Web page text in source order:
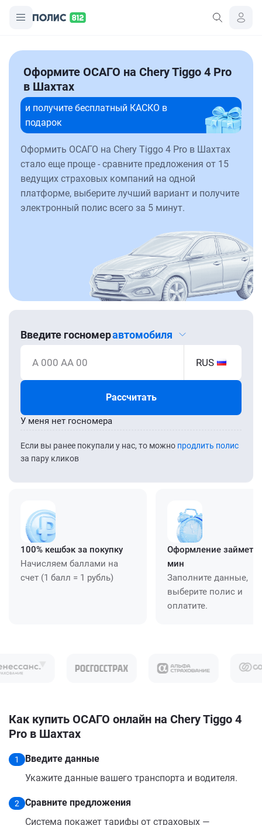
Оформите ОСАГО на Chery Tiggo 4 Pro
в Шахтах
и получите бесплатный КАСКО в
подарок
Оформить ОСАГО на Chery Tiggo 4 Pro в Шахтах
стало еще проще - сравните предложения от 15
ведущих страховых компаний на одной
платформе, выберите лучший вариант и получите
электронный полис всего за 5 минут.
Введите госномеравтомобиля
А 000 АА 00 RUS
Рассчитать
Если вы ранее покупали у нас, то можно продлить полис
за пару кликов
У меня нет госномера
100% кешбэк за покупку
Начисляем баллами на
счет (1 балл = 1 рубль)
Оформление займет
мин
Заполните данные,
выберите полис и
оплатите.
Как купить ОСАГО онлайн на Chery Tiggo 4
Pro в Шахтах
1
Введите данные
Укажите данные вашего транспорта и водителя.
2
Сравните предложения
Система покажет тарифы от страховых —